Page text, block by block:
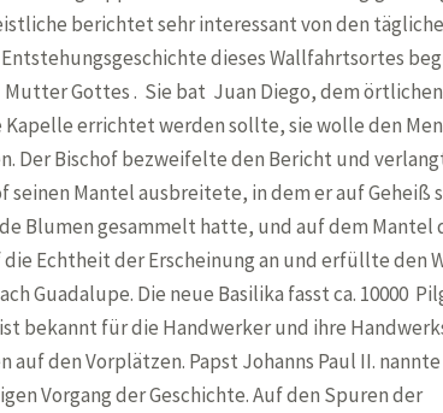
berichtet sehr interessant von den
dieses Wallfahrtsortes
Gottes . Sie bat Juan Diego, dem örtlichen
Kapelleerrichtet werden sollte, sie wolle den
Der Bischof bezweifelte den Bericht und
seinen Mantel ausbreitete, in dem er auf Geheiß
Blumen gesammelt hatte, und auf dem Mantel
Echtheit der Erscheinung an und erfüllte den
Guadalupe. Die neue Basilika fasst ca. 10000
bekannt für die Handwerker und ihre
den Vorplätzen. Papst Johanns Paul II.
Vorgang der Geschichte. Auf den Spuren der